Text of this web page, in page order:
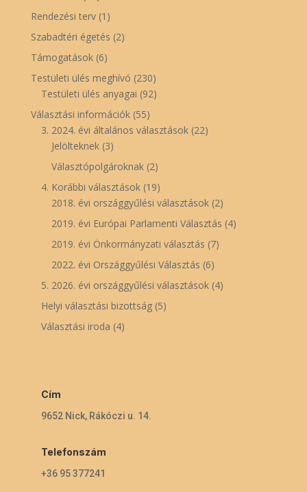
Rendezési terv(1)
Szabadtéri égetés (2)
Támogatások(6)
Testületi ülés meghívó (230)
Testületi ülés anyagai (92)
Választási információk(55)
3. 2024. évi általános választások(22)
Jelölteknek(3)
Választópolgároknak(2)
4. Korábbi választások(19)
2018. évi országgyűlési választások(2)
2019. évi Európai Parlamenti Választás (4)
2019. évi Önkormányzati választás (7)
2022. évi Országgyűlési Választás (6)
5. 2026. évi országgyűlési választások(4)
Helyi választási bizottság(5)
Választási iroda (4)
Cím
9652 Nick, Rákóczi u. 14.
Telefonszám
+36 95 377241